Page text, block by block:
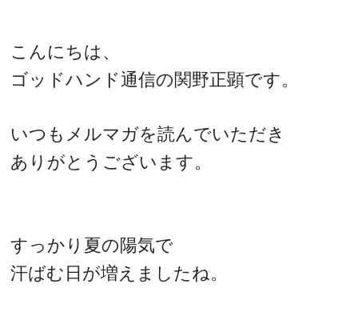
こんにちは、
ゴッドハンド通信の関野正顕です。
いつもメルマガを読んでいただき
ありがとうございます。
すっかり夏の陽気で
汗ばむ日が増えましたね。